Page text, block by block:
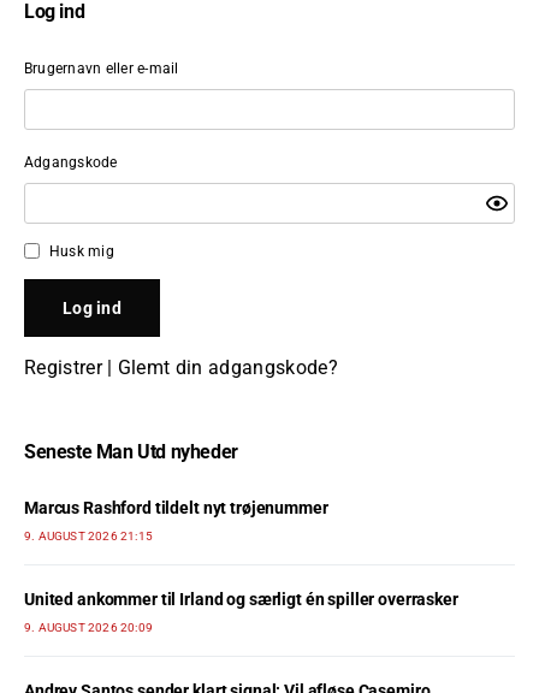
Log ind
Brugernavn eller e-mail
Adgangskode
Husk mig
Registrer| Glemt din adgangskode?
Seneste Man Utd nyheder
Marcus Rashford tildelt nyt trøjenummer
9. AUGUST 2026 21:15
United ankommer til Irland og særligt én spiller overrasker
9. AUGUST 2026 20:09